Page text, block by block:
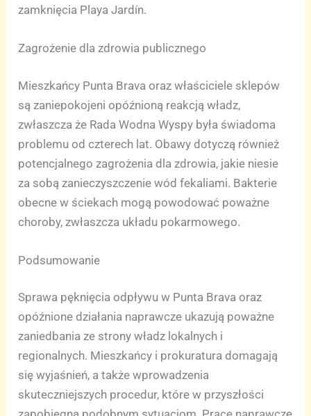
zamknięcia Playa Jardín.
Zagrożenie dla zdrowia publicznego
Mieszkańcy Punta Brava oraz właściciele sklepów
są zaniepokojeni opóźnioną reakcją władz,
zwłaszcza że Rada Wodna Wyspy była świadoma
problemu od czterech lat. Obawy dotyczą również
potencjalnego zagrożenia dla zdrowia, jakie niesie
za sobą zanieczyszczenie wód fekaliami. Bakterie
obecne w ściekach mogą powodować poważne
choroby, zwłaszcza układu pokarmowego.
Podsumowanie
Sprawa pęknięcia odpływu w Punta Brava oraz
opóźnione działania naprawcze ukazują poważne
zaniedbania ze strony władz lokalnych i
regionalnych. Mieszkańcy i prokuratura domagają
się wyjaśnień, a także wprowadzenia
skuteczniejszych procedur, które w przyszłości